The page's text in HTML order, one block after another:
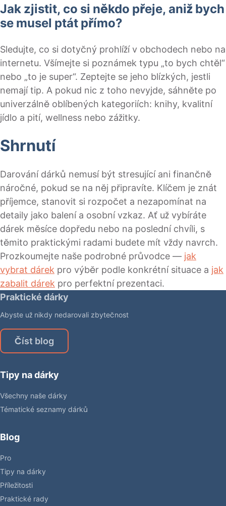
Jak zjistit, co si někdo přeje, aniž bych
se musel ptát přímo?
Sledujte, co si dotyčný prohlíží v obchodech nebo na
internetu. Všímejte si poznámek typu „to bych chtěl“
nebo „to je super“. Zeptejte se jeho blízkých, jestli
nemají tip. A pokud nic z toho nevyjde, sáhněte po
univerzálně oblíbených kategoriích: knihy, kvalitní
jídlo a pití, wellness nebo zážitky.
Shrnutí
Darování dárků nemusí být stresující ani finančně
náročné, pokud se na něj připravíte. Klíčem je znát
příjemce, stanovit si rozpočet a nezapomínat na
detaily jako balení a osobní vzkaz. Ať už vybíráte
dárek měsíce dopředu nebo na poslední chvíli, s
těmito praktickými radami budete mít vždy navrch.
Prozkoumejte naše podrobné průvodce — jak
vybrat dárek pro výběr podle konkrétní situace a jak
zabalit dárek pro perfektní prezentaci.
Praktické dárky
Abyste už nikdy nedarovali zbytečnost
Číst blog
Tipy na dárky
Všechny naše dárky
Tématické seznamy dárků
Blog
Pro
Tipy na dárky
Příležitosti
Praktické rady